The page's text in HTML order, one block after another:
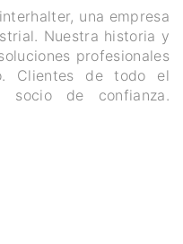
una empresa
Nuestra historia y
profesionales
Clientes de todo el
socio de confianza.